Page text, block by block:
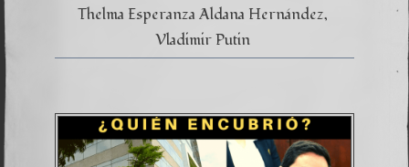
Thelma Esperanza Aldana Hernández
Vladimir Putin